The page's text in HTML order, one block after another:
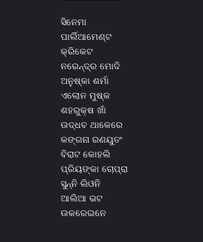
ସିନେମା
ପାର୍ଲିଆମେଣ୍ଟ
କ୍ରିକେଟ
ନରେନ୍ଦ୍ର ମୋଦି
ଅନୁଷ୍କା ଶର୍ମା
ଏଲୋନ ମୁଷ୍କ
ଶହରୁକ୍ଷ ଖାଁ
ଉଦ୍ଧବ ଥାକେରେ
କଙ୍ଗନା ରଣୟୁତଂ
ବିରାଟ କୋହଲି
ପ୍ରିୟଙ୍କା ଚୋପ୍ରା
ସୁନ୍ନି ଲିଓନି
ଆଲିଆ ଭଟ
ଉକରେଇନେ